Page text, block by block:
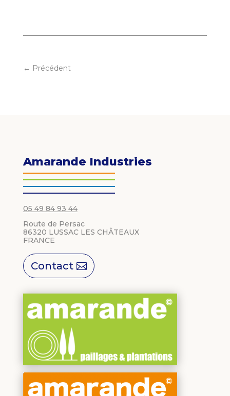
← Précédent
Amarande Industries
05 49 84 93 44
Route de Persac
86320 LUSSAC LES CHÂTEAUX
FRANCE
Contact